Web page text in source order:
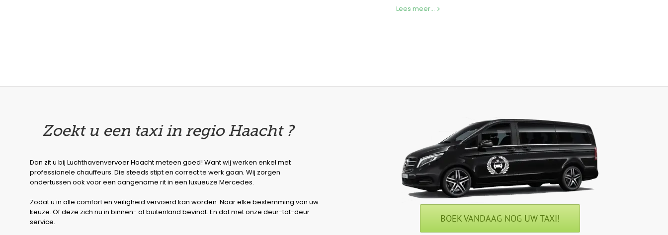
Lees meer...
Zoekt u een taxi in regio Haacht ?
Dan zit u bij Luchthavenvervoer Haacht meteen goed! Want wij werken enkel met
professionele chauffeurs. Die steeds stipt en correct te werk gaan. Wij zorgen
ondertussen ook voor een aangename rit in een luxueuze Mercedes.
Zodat u in alle comfort en veiligheid vervoerd kan worden. Naar elke bestemming van uw
keuze. Of deze zich nu in binnen- of buitenland bevindt. En dat met onze deur-tot-deur
service.
BOEK VANDAAG NOG UW TAXI!